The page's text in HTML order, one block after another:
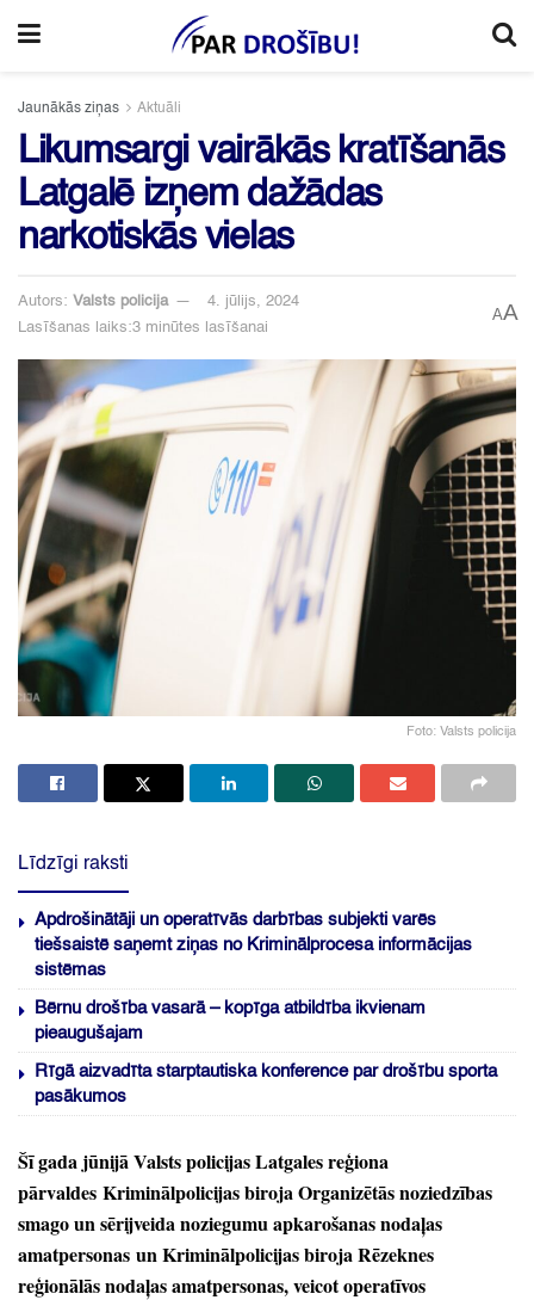
Jaunākās ziņas Aktuāli
Likumsargi vairākās kratīšanās
Latgalē izņem dažādas
narkotiskās vielas
Autors: Valsts policija
4. jūlijs, 2024
Lasīšanas laiks:3 minūtes lasīšanai
AA
Foto: Valsts policija
Līdzīgi raksti
Apdrošinātāji un operatīvās darbības subjekti varēs
tiešsaistē saņemt ziņas no Kriminālprocesa informācijas
sistēmas
Bērnu drošība vasarā – kopīga atbildība ikvienam
pieaugušajam
Rīgā aizvadīta starptautiska konference par drošību sporta
pasākumos
Šī gada jūnijā Valsts policijas Latgales reģiona
pārvaldes Kriminālpolicijas biroja Organizētās noziedzības
smago un sērijveida noziegumu apkarošanas nodaļas
amatpersonas un Kriminālpolicijas biroja Rēzeknes
reģionālās nodaļas amatpersonas,veicot operatīvos